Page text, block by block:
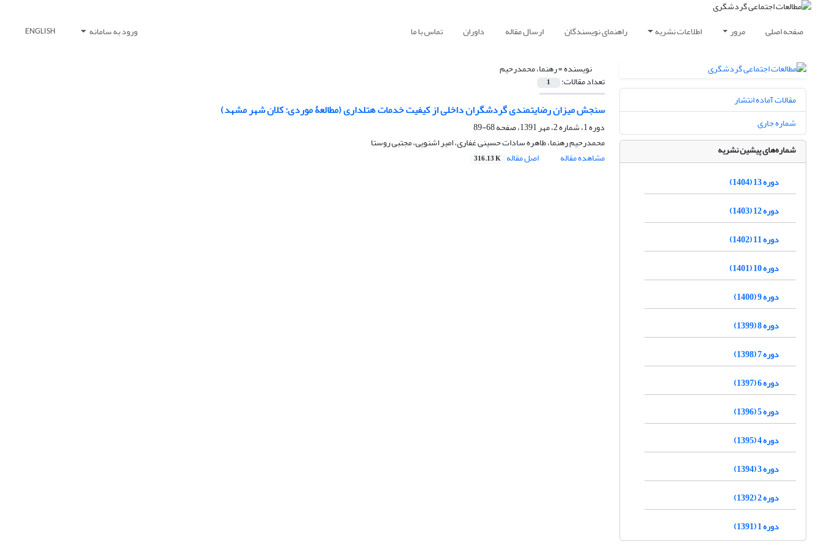
صفحه اصلی مرور اطلاعات نشریه راهنمای نویسندگان ارسال مقاله داوران تماس با ما ورود به سامانه ENGLISH
نویسنده =رهنما، محمدرحیم
تعداد مقالات: 1
سنجش میزان رضایتمندی گردشگران داخلی از کیفیت خدمات هتلداری (مطالعۀ موردی: کلان شهر مشهد)
دوره 1، شماره 2، مهر 1391، صفحه
68-89
محمدرحیم رهنما، طاهره سادات حسینی غفاری، امیر اشنویی، مجتبی روستا
مشاهده مقاله
اصل مقاله 316.13 K
مقالات آماده انتشار
شماره جاری
شماره‌های پیشین نشریه
دوره 13 (1404)
دوره 12 (1403)
دوره 11 (1402)
دوره 10 (1401)
دوره 9 (1400)
دوره 8 (1399)
دوره 7 (1398)
دوره 6 (1397)
دوره 5 (1396)
دوره 4 (1395)
دوره 3 (1394)
دوره 2 (1392)
دوره 1 (1391)